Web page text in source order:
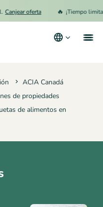
oferta ¡Tiempo limitado!
ACIA Canadá
de propiedades
de alimentos en